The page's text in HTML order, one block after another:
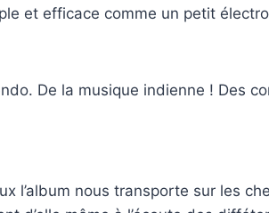
et efficace comme un petit électro
De la musique indienne ! Des
l’album nous transporte sur les